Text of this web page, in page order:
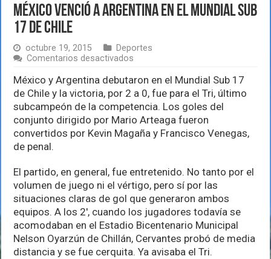
México venció a Argentina en el Mundial Sub
17 de Chile
octubre 19, 2015
Deportes
Comentarios desactivados
venció
Argentina
en
el
Mundial
Sub
Chile
México y Argentina debutaron en el Mundial Sub 17
de Chile y la victoria, por 2 a 0, fue para el Tri, último
subcampeón de la competencia. Los goles del
conjunto dirigido por Mario Arteaga fueron
convertidos por Kevin Magaña y Francisco Venegas,
de penal.
El partido, en general, fue entretenido. No tanto por el
volumen de juego ni el vértigo, pero sí por las
situaciones claras de gol que generaron ambos
equipos. A los 2′, cuando los jugadores todavía se
acomodaban en el Estadio Bicentenario Municipal
Nelson Oyarzún de Chillán, Cervantes probó de media
distancia y se fue cerquita. Ya avisaba el Tri.